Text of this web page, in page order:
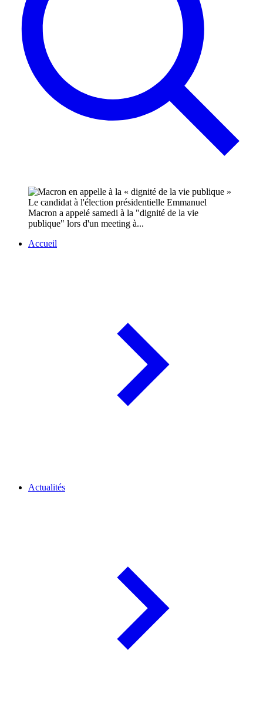
Le candidat à l'élection présidentielle Emmanuel
Macron a appelé samedi à la "dignité de la vie
publique" lors d'un meeting à...
Accueil
Actualités